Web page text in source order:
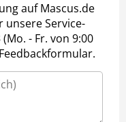
auf Mascus.de
unsere Service-
- Fr. von 9:00